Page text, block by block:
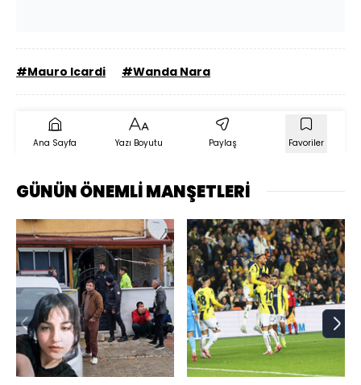
#Mauro Icardi #Wanda Nara
Ana Sayfa Yazı Boyutu Paylaş Favoriler
GÜNÜN ÖNEMLİ MANŞETLERİ